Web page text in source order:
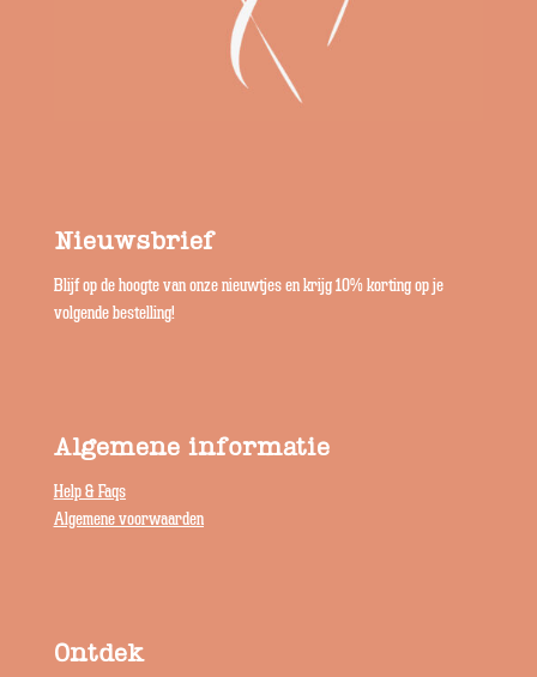
Nieuwsbrief
Blijf op de hoogte van onze nieuwtjes en krijg 10% korting op je
volgende bestelling!
Algemene informatie
Help & Faqs
Algemene voorwaarden
Ontdek